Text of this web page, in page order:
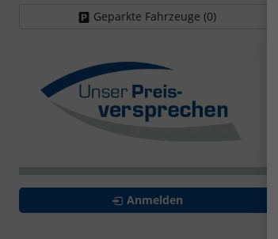
Geparkte Fahrzeuge (0)
Anmelden